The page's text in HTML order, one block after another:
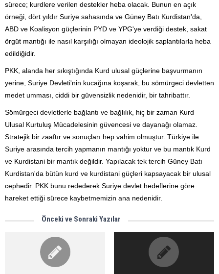
sürece; kurdlere verilen destekler heba olacak. Bunun en açık
örneği, dört yıldır Suriye sahasında ve Güney Batı Kurdistan'da,
ABD ve Koalisyon güçlerinin PYD ve YPG'ye verdiği destek, sakat
örgüt mantığı ile nasıl karşılığı olmayan ideolojik saplantılarla heba
edildiğidir.
PKK, alanda her sıkıştığında Kurd ulusal güçlerine başvurmanın
yerine, Suriye Devleti'nin kucağına koşarak, bu sömürgeci devletten
medet umması, ciddi bir güvensizlik nedenidir, bir tahribattır.
Sömürgeci devletlerle bağlantı ve bağlılık, hiç bir zaman Kurd
Ulusal Kurtuluş Mücadelesinin güvencesi ve dayanağı olamaz.
Stratejik bir zaaftır ve sonuçları hep vahim olmuştur. Türkiye ile
Suriye arasında tercih yapmanın mantığı yoktur ve bu mantık Kurd
ve Kurdistani bir mantık değildir. Yapılacak tek tercih Güney Batı
Kurdistan'da bütün kurd ve kurdistani güçleri kapsayacak bir ulusal
cephedir. PKK bunu redederek Suriye devlet hedeflerine göre
hareket ettiği sürece kaybetmemizin ana nedenidir.
Önceki ve Sonraki Yazılar